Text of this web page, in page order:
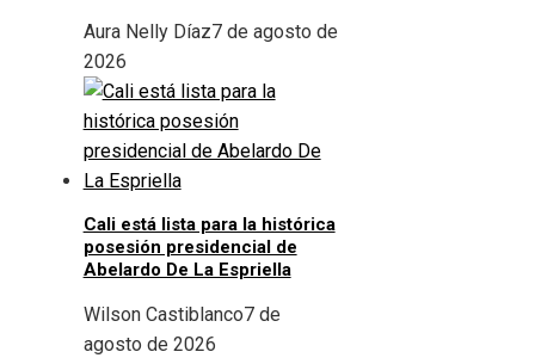
Aura Nelly Díaz7 de agosto de
2026
Cali está lista para la histórica
posesión presidencial de
Abelardo De La Espriella
Wilson Castiblanco7 de
agosto de 2026